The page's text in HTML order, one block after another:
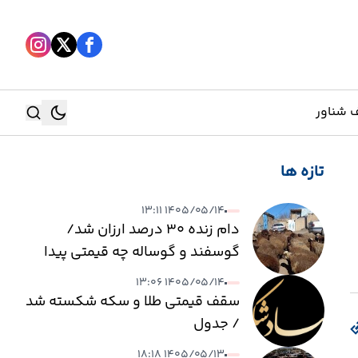
شناور
جستجو
تازه ها
۱۴۰۵/۰۵/۱۴ ۱۳:۱۱
دام زنده ۳۰ درصد ارزان شد/
گوسفند و گوساله چه قیمتی پیدا
کرد؟
۱۴۰۵/۰۵/۱۴ ۱۳:۰۶
سقف قیمتی طلا و سکه شکسته شد
/ جدول